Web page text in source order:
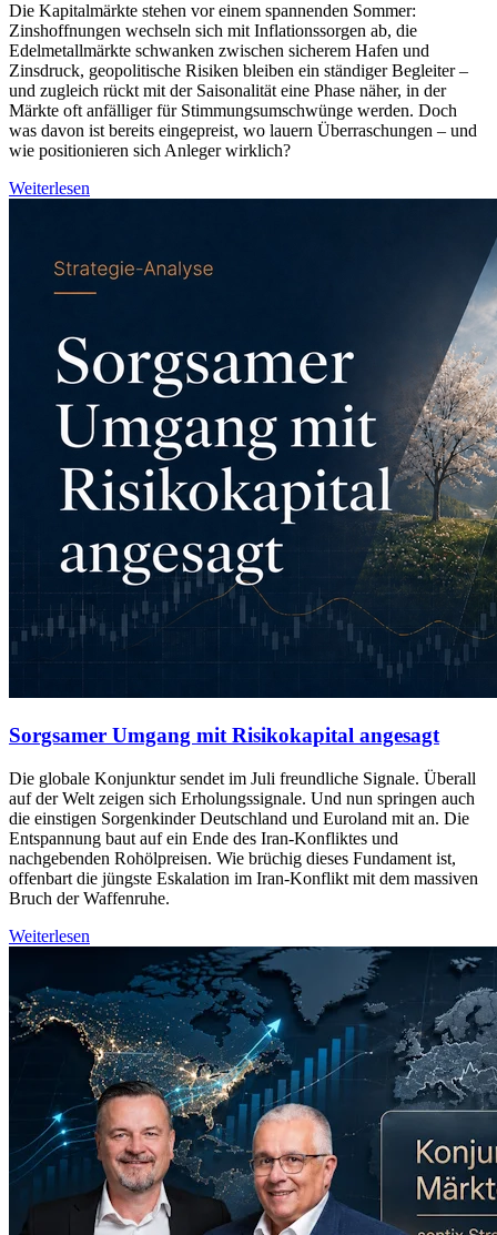
Die Kapitalmärkte stehen vor einem spannenden Sommer:
Zinshoffnungen wechseln sich mit Inflationssorgen ab, die
Edelmetallmärkte schwanken zwischen sicherem Hafen und
Zinsdruck, geopolitische Risiken bleiben ein ständiger Begleiter –
und zugleich rückt mit der Saisonalität eine Phase näher, in der
Märkte oft anfälliger für Stimmungsumschwünge werden. Doch
was davon ist bereits eingepreist, wo lauern Überraschungen – und
wie positionieren sich Anleger wirklich?
Weiterlesen
Sorgsamer Umgang mit Risikokapital angesagt
Die globale Konjunktur sendet im Juli freundliche Signale. Überall
auf der Welt zeigen sich Erholungssignale. Und nun springen auch
die einstigen Sorgenkinder Deutschland und Euroland mit an. Die
Entspannung baut auf ein Ende des Iran-Konfliktes und
nachgebenden Rohölpreisen. Wie brüchig dieses Fundament ist,
offenbart die jüngste Eskalation im Iran-Konflikt mit dem massiven
Bruch der Waffenruhe.
Weiterlesen